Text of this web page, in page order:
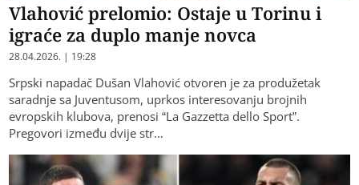
Vlahović prelomio: Ostaje u Torinu i
igraće za duplo manje novca
28.04.2026. | 19:28
Srpski napadač Dušan Vlahović otvoren je za produžetak
saradnje sa Juventusom, uprkos interesovanju brojnih
evropskih klubova, prenosi “La Gazzetta dello Sport”.
Pregovori između dvije str…